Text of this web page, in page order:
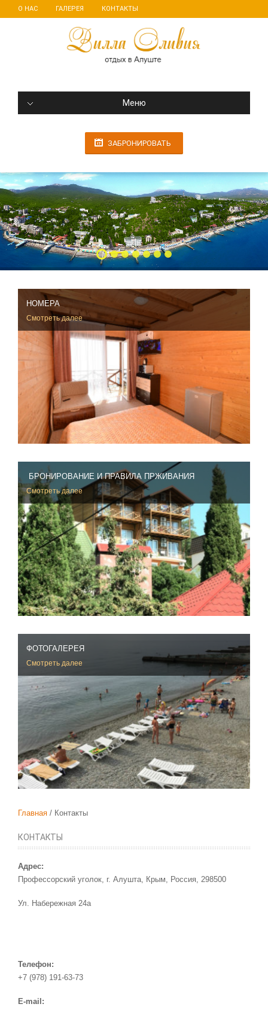
О НАС ГАЛЕРЕЯ КОНТАКТЫ
Меню
ЗАБРОНИРОВАТЬ
НОМЕРА
Смотреть далее
БРОНИРОВАНИЕ И ПРАВИЛА ПРЖИВАНИЯ
Смотреть далее
ФОТОГАЛЕРЕЯ
Смотреть далее
Главная Контакты
КОНТАКТЫ
Адрес:
Профессорский уголок, г. Алушта, Крым, Россия, 298500
Ул. Набережная 24а
Телефон:
+7 (978) 191-63-73
E-mail: